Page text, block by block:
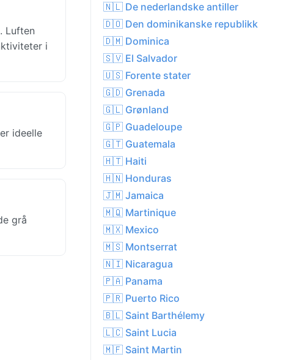
Luften
i
ideelle
grå
🇳🇱 De nederlandske antiller
🇩🇴 Den dominikanske republikk
🇩🇲 Dominica
🇸🇻 El Salvador
🇺🇸 Forente stater
🇬🇩 Grenada
🇬🇱 Grønland
🇬🇵 Guadeloupe
🇬🇹 Guatemala
🇭🇹 Haiti
🇭🇳 Honduras
🇯🇲 Jamaica
🇲🇶 Martinique
🇲🇽 Mexico
🇲🇸 Montserrat
🇳🇮 Nicaragua
🇵🇦 Panama
🇵🇷 Puerto Rico
🇧🇱 Saint Barthélemy
🇱🇨 Saint Lucia
🇲🇫 Saint Martin